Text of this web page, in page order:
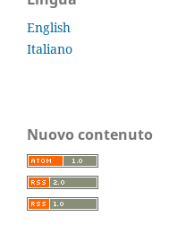
English
Italiano
Nuovo contenuto